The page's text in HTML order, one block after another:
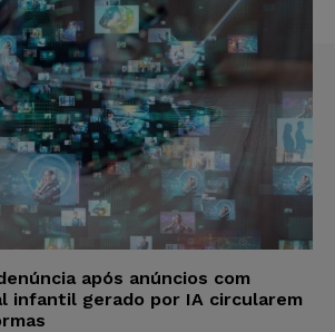
após anúncios com
infantil gerado por IA circularem